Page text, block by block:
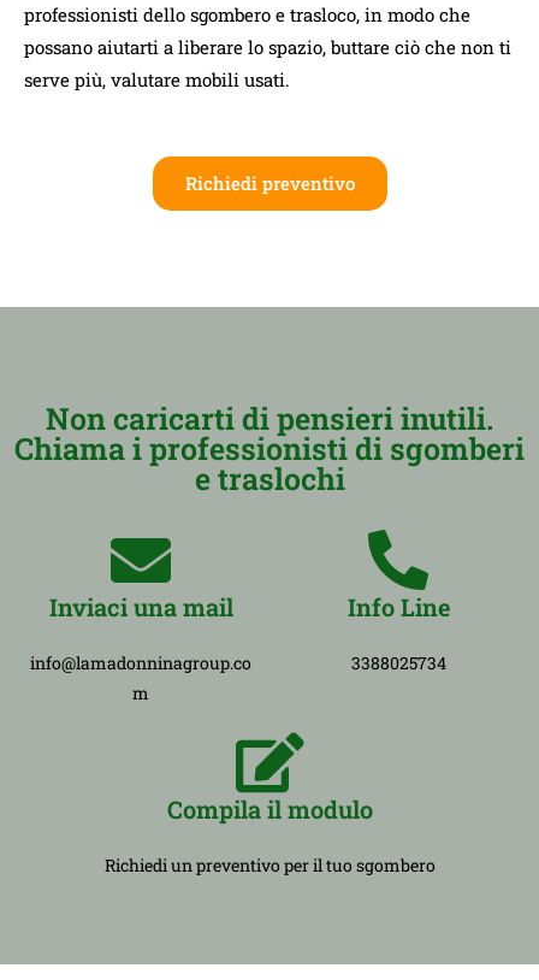
professionisti dello sgombero e trasloco, in modo che
possano aiutarti a liberare lo spazio, buttare ciò che non ti
serve più, valutare mobili usati.
Richiedi preventivo
Non caricarti di pensieri inutili.
Chiama i professionisti di sgomberi
e traslochi
Inviaci una mail
info@lamadonninagroup.co
m
Info Line
3388025734
Compila il modulo
Richiedi un preventivo per il tuo sgombero